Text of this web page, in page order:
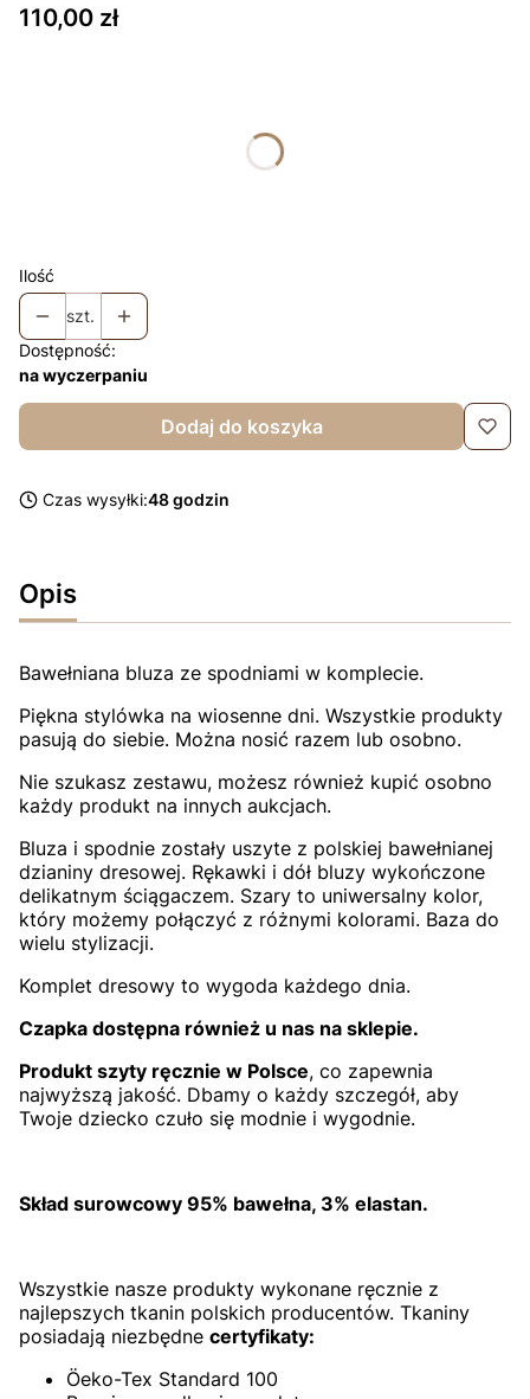
Cena
110,00 zł
Ilość
szt.
Dostępność:
na wyczerpaniu
Dodaj do koszyka
Czas wysyłki:48 godzin
Opis
Bawełniana bluza ze spodniami w komplecie.
Piękna stylówka na wiosenne dni. Wszystkie produkty
pasują do siebie. Można nosić razem lub osobno.
Nie szukasz zestawu, możesz również kupić osobno
każdy produkt na innych aukcjach.
Bluza i spodnie zostały uszyte z polskiej bawełnianej
dzianiny dresowej. Rękawki i dół bluzy wykończone
delikatnym ściągaczem. Szary to uniwersalny kolor,
który możemy połączyć z różnymi kolorami. Baza do
wielu stylizacji.
Komplet dresowy to wygoda każdego dnia.
Czapka dostępna również u nas na sklepie.
Produkt szyty ręcznie w Polsce, co zapewnia
najwyższą jakość. Dbamy o każdy szczegół, aby
Twoje dziecko czuło się modnie i wygodnie.
Skład surowcowy 95% bawełna, 3% elastan.
Wszystkie nasze produkty wykonane ręcznie z
najlepszych tkanin polskich producentów. Tkaniny
posiadają niezbędne certyfikaty:
Öeko-Tex Standard 100